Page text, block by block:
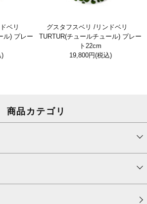
ドベリ
ル) プレー
)
グスタフスベリ /リンドベリ
TURTUR(チュールチュール) プレー
ト22cm
19,800円(税込)
商品カテゴリ